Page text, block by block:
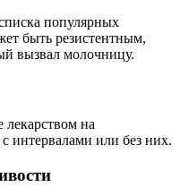
популярных
быть резистентным,
вызвал молочницу.
на
интервалами или без них.